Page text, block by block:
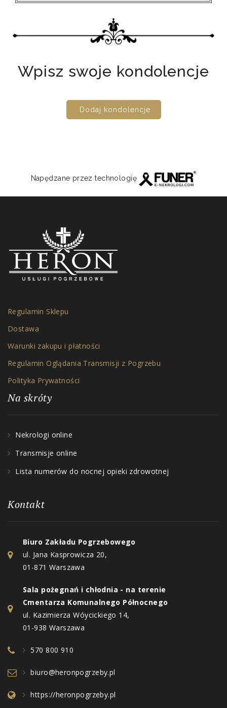
Wpisz swoje kondolencje
Dodaj kondolencje
Napędzane przez technologię
Regulamin Sklepu
Dostawa
Warunki zakupu i płatności
Regulamin Oglądania Transmisji z Pogrzebu
Polityka Prywatności
Na skróty
Nekrologi online
Transmisje online
Lista numerów do nocnej opieki zdrowotnej
Kontakt
Biuro Zakładu Pogrzebowego
ul. Jana Kasprowicza 20,
01-871 Warszawa
Sala pożegnań i chłodnia - na terenie
Cmentarza Komunalnego Północnego
ul. Kazimierza Wóycickiego 14,
01-938 Warszawa
570 800 910
biuro@heronpogrzeby.pl
https://heronpogrzeby.pl